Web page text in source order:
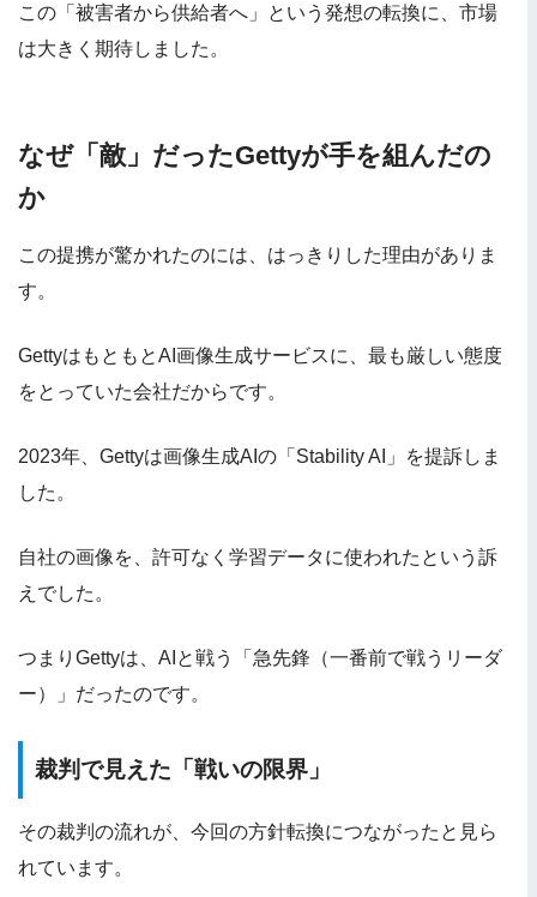
この「被害者から供給者へ」という発想の転換に、市場
は大きく期待しました。
なぜ「敵」だったGettyが手を組んだの
か
この提携が驚かれたのには、はっきりした理由がありま
す。
GettyはもともとAI画像生成サービスに、最も厳しい態度
をとっていた会社だからです。
2023年、Gettyは画像生成AIの「Stability AI」を提訴しま
した。
自社の画像を、許可なく学習データに使われたという訴
えでした。
つまりGettyは、AIと戦う「急先鋒（一番前で戦うリーダ
ー）」だったのです。
裁判で見えた「戦いの限界」
その裁判の流れが、今回の方針転換につながったと見ら
れています。